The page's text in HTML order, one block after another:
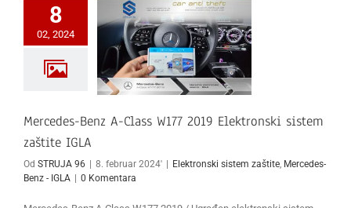
8
02, 2024
Mercedes-Benz A-Class
W177 2019 Elektronski
sistem zaštite IGLA
Mercedes-Benz A-Class W177 2019 Elektronski sistem
zaštite IGLA
Od STRUJA 96 8. februar 2024' Elektronski sistem zaštite, Mercedes-
Benz - IGLA
0 Komentara